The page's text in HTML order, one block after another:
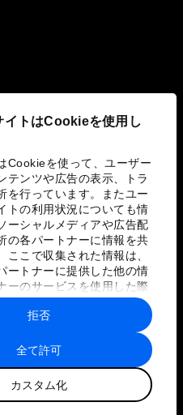
イトはCookieを使用し
Cookieを使って、ユーザー
テンツや広告の表示、トラ
を行っています。またユー
トの利用状況についても情
ーシャルメディアや広告配
の各パートナーに情報を共
ここで収集された情報は、
ートナーに提供した他の情
ーのサービスを使用した際
報と組み合わされ、各パー
使用されることがありま
全て許可
カスタム化
拒否
シーと利用規約
マップ
済フォーラム